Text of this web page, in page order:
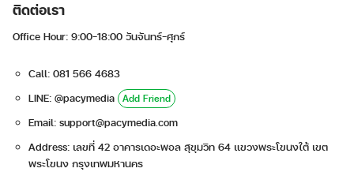
ติดต่อเรา
Office Hour: 9:00-18:00 วันจันทร์-ศุกร์
Call: 081 566 4683
LINE: @pacymedia Add Friend
Email: support@pacymedia.com
Address: เลขที่ 42 อาคารเดอะพอล สุขุมวิท 64 แขวงพระโขนงใต้ เขต
พระโขนง กรุงเทพมหานคร